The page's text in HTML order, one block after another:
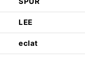
LEE
eclat